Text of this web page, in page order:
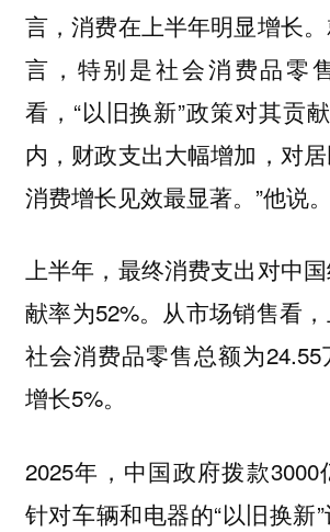
言，消费在上半年明显增长
言，特别是社会消费品零
看，“以旧换新”政策对其贡
内，财政支出大幅增加，对居
消费增长见效最显著。”他说。
上半年，最终消费支出对中
献率为52%。从市场销售看
社会消费品零售总额为
增长5%。
2025年，中国政府拨款
针对车辆和电器的“以旧换新